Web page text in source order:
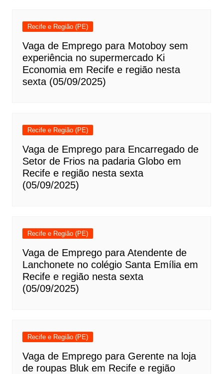
Recife e Região (PE)
Vaga de Emprego para Motoboy sem
experiência no supermercado Ki
Economia em Recife e região nesta
sexta (05/09/2025)
Recife e Região (PE)
Vaga de Emprego para Encarregado de
Setor de Frios na padaria Globo em
Recife e região nesta sexta
(05/09/2025)
Recife e Região (PE)
Vaga de Emprego para Atendente de
Lanchonete no colégio Santa Emília em
Recife e região nesta sexta
(05/09/2025)
Recife e Região (PE)
Vaga de Emprego para Gerente na loja
de roupas Bluk em Recife e região